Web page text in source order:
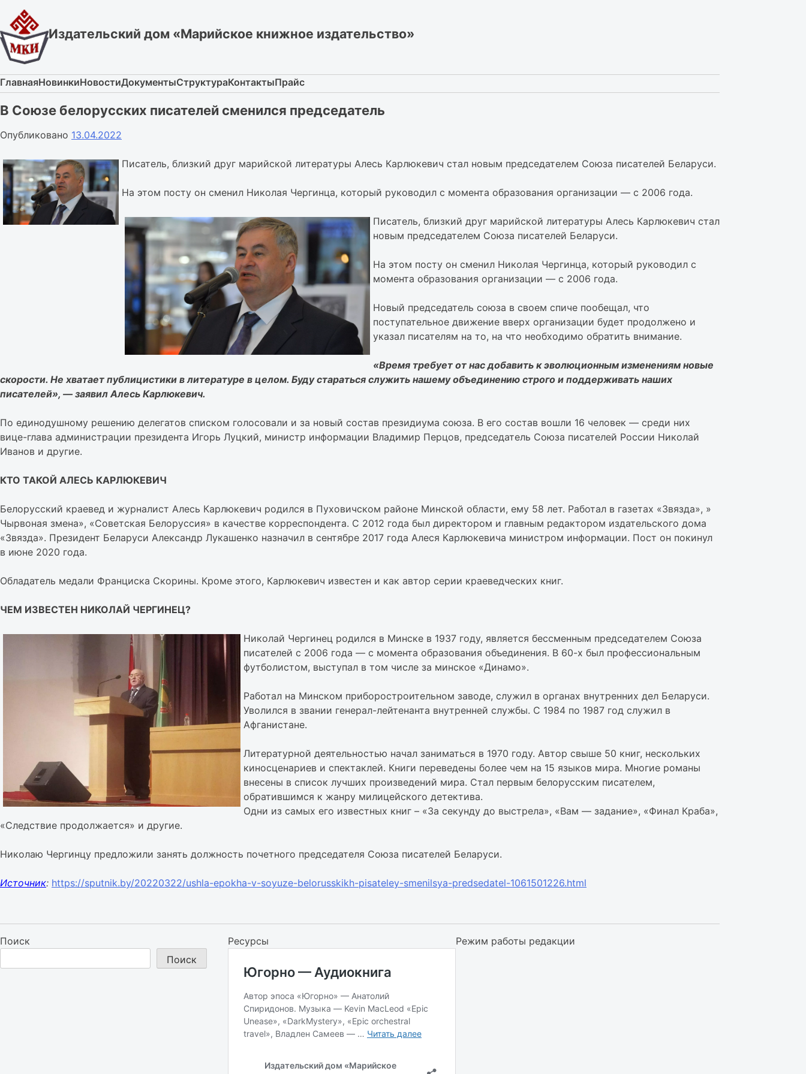
content
Издательский дом «Марийское книжное издательство»
ГлавнаяНовинкиНовостиДокументыСтруктураКонтактыПрайс
В Союзе белорусских писателей сменился председатель
Опубликовано 13.04.2022
Писатель, близкий друг марийской литературы Алесь Карлюкевич стал новым председателем Союза писателей Беларуси.
На этом посту он сменил Николая Чергинца, который руководил с момента образования организации — с 2006 года.
Писатель, близкий друг марийской литературы Алесь Карлюкевич стал
новым председателем Союза писателей Беларуси.
На этом посту он сменил Николая Чергинца, который руководил с
момента образования организации — с 2006 года.
Новый председатель союза в своем спиче пообещал, что
поступательное движение вверх организации будет продолжено и
указал писателям на то, на что необходимо обратить внимание.
«Время требует от нас добавить к эволюционным изменениям новые
скорости. Не хватает публицистики в литературе в целом. Буду стараться служить нашему объединению строго и поддерживать наших
писателей», — заявил Алесь Карлюкевич.
По единодушному решению делегатов списком голосовали и за новый состав президиума союза. В его состав вошли 16 человек — среди них
вице-глава администрации президента Игорь Луцкий, министр информации Владимир Перцов, председатель Союза писателей России Николай
Иванов и другие.
КТО ТАКОЙ АЛЕСЬ КАРЛЮКЕВИЧ
Белорусский краевед и журналист Алесь Карлюкевич родился в Пуховичском районе Минской области, ему 58 лет. Работал в газетах «Звязда», »
Чырвоная змена», «Советская Белоруссия» в качестве корреспондента. С 2012 года был директором и главным редактором издательского дома
«Звязда». Президент Беларуси Александр Лукашенко назначил в сентябре 2017 года Алеся Карлюкевича министром информации. Пост он покинул
в июне 2020 года.
Обладатель медали Франциска Скорины. Кроме этого, Карлюкевич известен и как автор серии краеведческих книг.
ЧЕМ ИЗВЕСТЕН НИКОЛАЙ ЧЕРГИНЕЦ?
Николай Чергинец родился в Минске в 1937 году, является бессменным председателем Союза
писателей с 2006 года — с момента образования объединения. В 60-х был профессиональным
футболистом, выступал в том числе за минское «Динамо».
Работал на Минском приборостроительном заводе, служил в органах внутренних дел Беларуси.
Уволился в звании генерал-лейтенанта внутренней службы. С 1984 по 1987 год служил в
Афганистане.
Литературной деятельностью начал заниматься в 1970 году. Автор свыше 50 книг, нескольких
киносценариев и спектаклей. Книги переведены более чем на 15 языков мира. Многие романы
внесены в список лучших произведений мира. Стал первым белорусским писателем,
обратившимся к жанру милицейского детектива.
Одни из самых его известных книг – «За секунду до выстрела», «Вам — задание», «Финал Краба»,
«Следствие продолжается» и другие.
Николаю Чергинцу предложили занять должность почетного председателя Союза писателей Беларуси.
Источник: https://sputnik.by/20220322/ushla-epokha-v-soyuze-belorusskikh-pisateley-smenilsya-predsedatel-1061501226.html
Поиск
Поиск
Ресурсы Режим работы редакции